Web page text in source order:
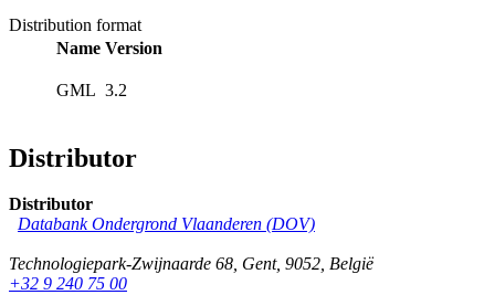
Distribution format
Name Version
GML 3.2
Distributor
Distributor
Databank Ondergrond Vlaanderen (DOV)
Technologiepark-Zwijnaarde 68, Gent, 9052, België
+32 9 240 75 00